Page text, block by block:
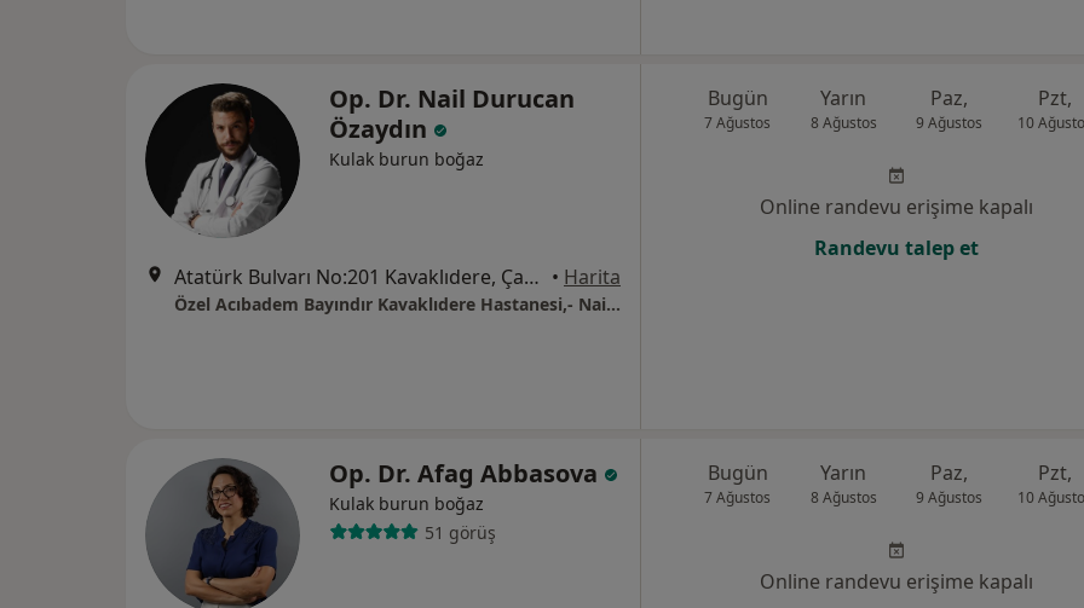
Op. Dr. Nail Durucan
Özaydın
Kulak burun boğaz
Atatürk Bulvarı No:201 Kavaklıdere, Çankaya, Ankara • Harita
Özel Acıbadem Bayındır Kavaklıdere Hastanesi,- Nail Durucan Özaydın
Bugün
7 Ağustos
Yarın
8 Ağustos
Paz,
9 Ağustos
Pzt,
10
Online randevu erişime kapalı
Randevu talep et
Op. Dr. Afag Abbasova
Kulak burun boğaz
51 görüş
Bugün
7 Ağustos
Yarın
8 Ağustos
Paz,
9 Ağustos
Pzt,
10
Online randevu erişime kapalı